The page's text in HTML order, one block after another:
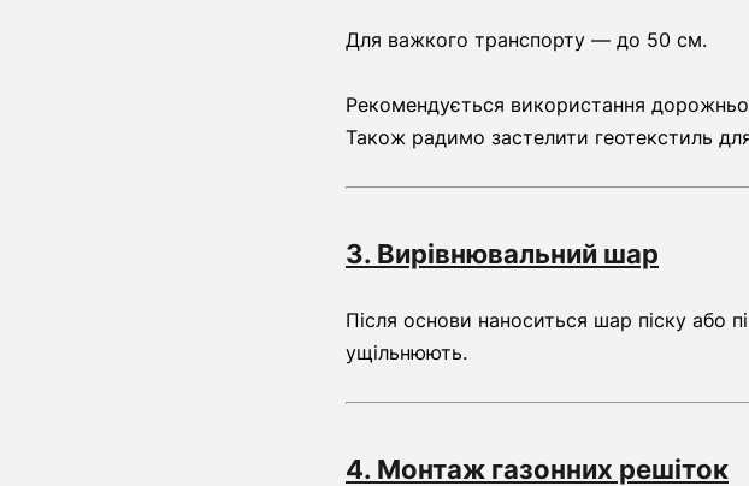
Для важкого транспорту — до 50 см.
Рекомендується використання
Також радимо застелити геотекстиль для
3. Вирівнювальний шар
Після основи наноситься шар піску або
ущільнюють.
4. Монтаж газонних решіток